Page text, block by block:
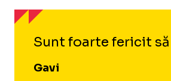
Sunt foarte fericit
Gavi